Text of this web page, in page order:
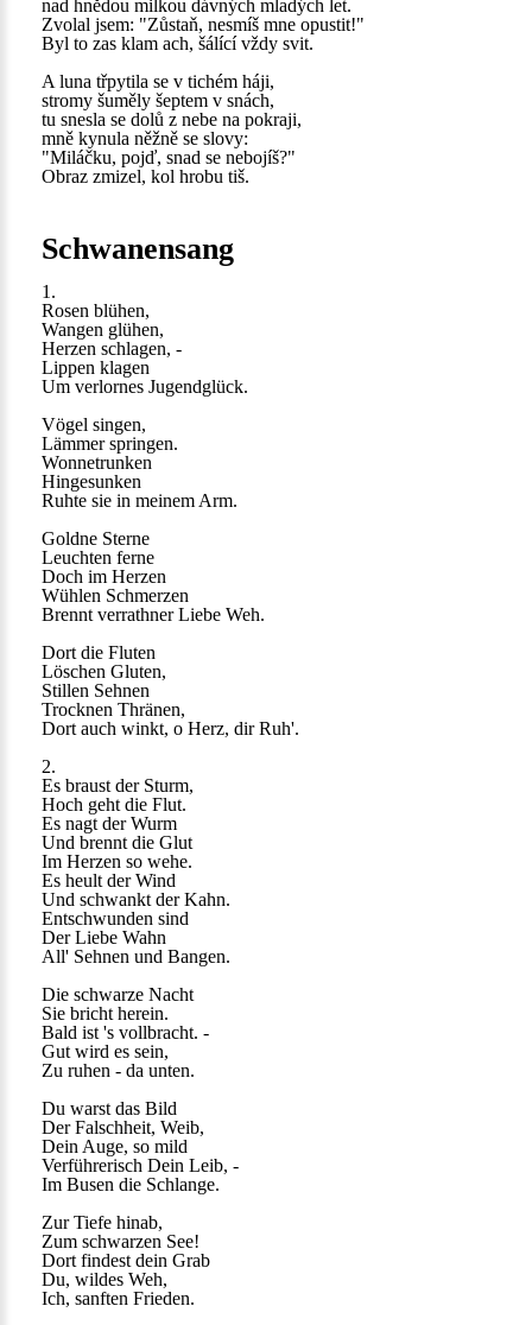
nad hnědou milkou dávných mladých let.
Zvolal jsem: "Zůstaň, nesmíš mne opustit!"
Byl to zas klam ach, šálící vždy svit.
A luna třpytila se v tichém háji,
stromy šuměly šeptem v snách,
tu snesla se dolů z nebe na pokraji,
mně kynula něžně se slovy:
"Miláčku, pojď, snad se nebojíš?"
Obraz zmizel, kol hrobu tiš.
Schwanensang
1.
Rosen blühen,
Wangen glühen,
Herzen schlagen, -
Lippen klagen
Um verlornes Jugendglück.
Vögel singen,
Lämmer springen.
Wonnetrunken
Hingesunken
Ruhte sie in meinem Arm.
Goldne Sterne
Leuchten ferne
Doch im Herzen
Wühlen Schmerzen
Brennt verrathner Liebe Weh.
Dort die Fluten
Löschen Gluten,
Stillen Sehnen
Trocknen Thränen,
Dort auch winkt, o Herz, dir Ruh'.
2.
Es braust der Sturm,
Hoch geht die Flut.
Es nagt der Wurm
Und brennt die Glut
Im Herzen so wehe.
Es heult der Wind
Und schwankt der Kahn.
Entschwunden sind
Der Liebe Wahn
All' Sehnen und Bangen.
Die schwarze Nacht
Sie bricht herein.
Bald ist 's vollbracht. -
Gut wird es sein,
Zu ruhen - da unten.
Du warst das Bild
Der Falschheit, Weib,
Dein Auge, so mild
Verführerisch Dein Leib, -
Im Busen die Schlange.
Zur Tiefe hinab,
Zum schwarzen See!
Dort findest dein Grab
Du, wildes Weh,
Ich, sanften Frieden.